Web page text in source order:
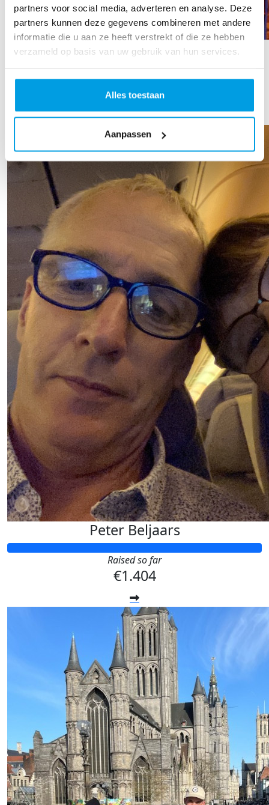
partners voor social media, adverteren en analyse. Deze
partners kunnen deze gegevens combineren met andere
informatie die u aan ze heeft verstrekt of die ze hebben
verzameld op basis van uw gebruik van hun services.
Alles toestaan
Aanpassen
Frits in 't Groen
Raised so far
€636
Peter Beljaars
Raised so far
€1.404